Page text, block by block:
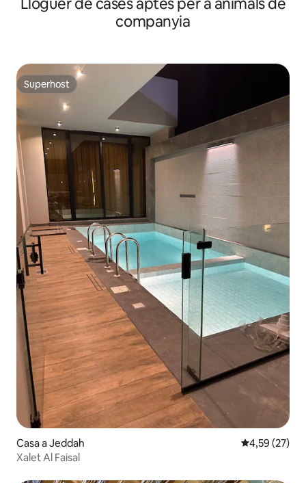
companyia
Superhost
Superhost
Casa a Jeddah 4,59 de
4,59 (27)
Xalet Al Faisal